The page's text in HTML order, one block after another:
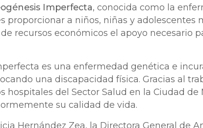
Imperfecta, conocida como la
proporcionar a niños, niñas y adolescentes
recursos económicos el apoyo necesario
es una enfermedad genética e
una discapacidad física. Gracias al
hospitales del Sector Salud en la Ciudad de
su calidad de vida.
Hernández Zea, la Directora General de